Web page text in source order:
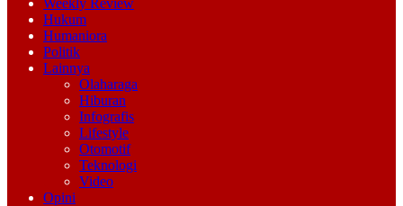
Weekly Review
Hukum
Humaniora
Politik
Lainnya
Olaharaga
Hiburan
Infografis
Lifestyle
Otomotif
Teknologi
Video
Opini